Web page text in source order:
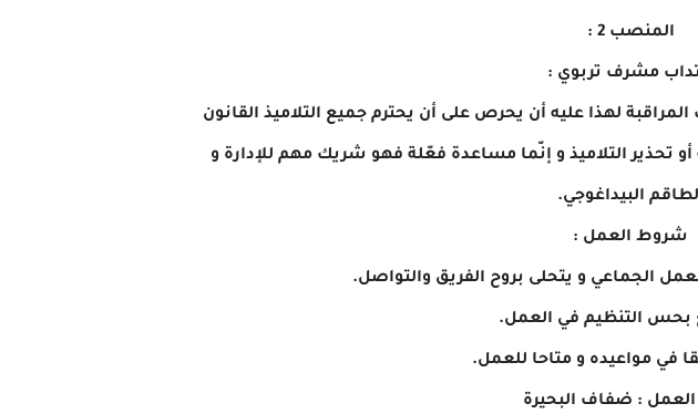
المنصب 2 :
مشرف تربوي :
لهذا عليه أن يحرص على أن يحترم جميع التلاميذ القانون
تحذير التلاميذ و إنّما مساعدة فعّلة فهو شريك مهم للإدارة و
البيداغوجي.
شروط العمل :
الجماعي و يتحلى بروح الفريق والتواصل.
بحس التنظيم في العمل.
في مواعيده و متاحا للعمل.
: ضفاف البحيرة